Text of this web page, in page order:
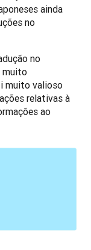
ainda
no
no
muito
muito valioso
relativas à
ao